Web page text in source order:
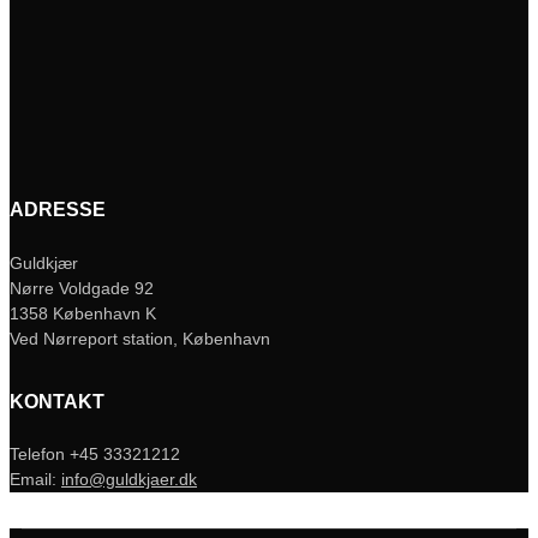
ADRESSE
Guldkjær
Nørre Voldgade 92
1358 København K
Ved Nørreport station, København
KONTAKT
Telefon +45 33321212
Email: info@guldkjaer.dk